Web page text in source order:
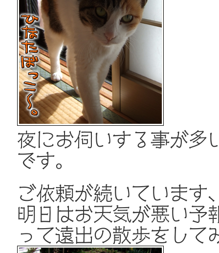
夜にお伺いする事が多
です。
ご依頼が続いています
明日はお天気が悪い予
って遠出の散歩をして